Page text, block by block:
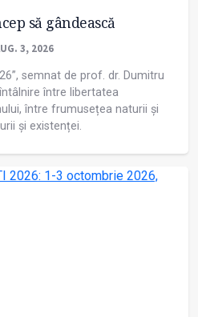
să gândească
3, 2026
semnat de prof. dr. Dumitru
între libertatea
între frumusețea naturii și
și existenței.